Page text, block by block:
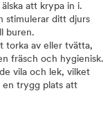
att krypa in i.
stimulerar ditt djurs
buren.
torka av eller tvätta,
fräsch och hygienisk.
vila och lek, vilket
en trygg plats att